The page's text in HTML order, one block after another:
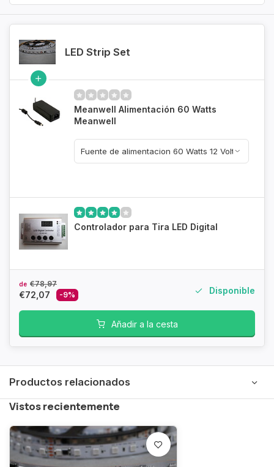
LED Strip Set
Meanwell Alimentación 60 Watts
Meanwell
Controlador para Tira LED Digital
de €78,97
€72,07 -9% Disponible
Añadir a la cesta
Productos relacionados
Vistos recientemente